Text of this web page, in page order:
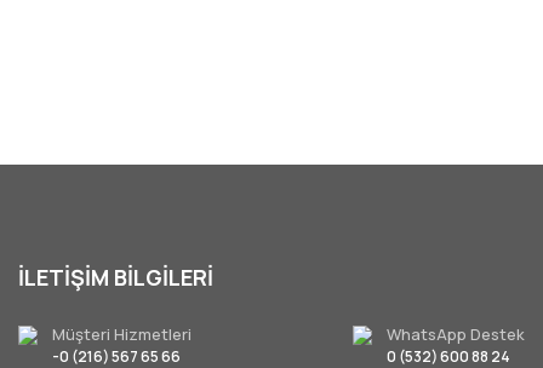
İLETİŞİM BİLGİLERİ
Müşteri Hizmetleri
-0 (216) 567 65 66
WhatsApp Destek
0 (532) 600 88 24